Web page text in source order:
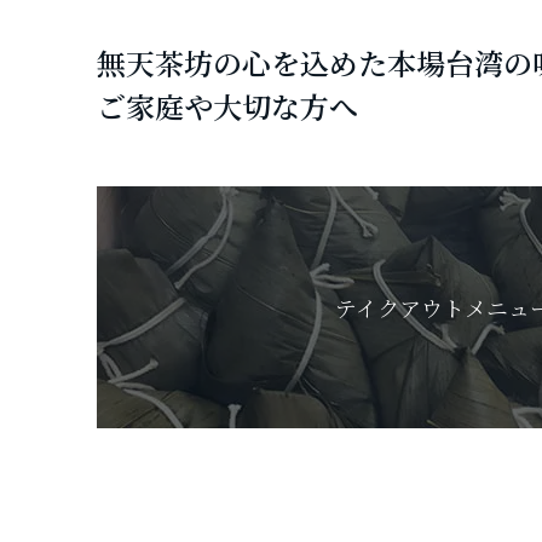
無天茶坊の心を込めた本場台湾の
ご家庭や大切な方へ
テイクアウトメニュ